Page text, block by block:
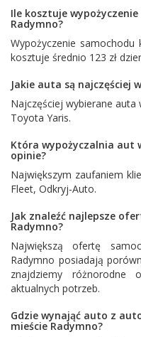
Ile kosztuje
Radymno?
Wypożyczenie
kosztuje średnio 123 zł
Jakie auta są najczęściej
Najczęściej wybierane
Toyota Yaris.
Która wypożyczalnia aut
opinie?
Największym zaufaniem
Fleet, Odkryj-Auto.
Jak znaleźć najlepsze
Radymno?
Największą ofertę
Radymno posiadają
znajdziemy różnorodne
aktualnych potrzeb.
Gdzie wynająć auto z
mieście Radymno?